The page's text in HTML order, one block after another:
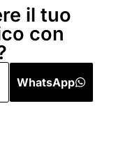
il tuo
con
WhatsApp